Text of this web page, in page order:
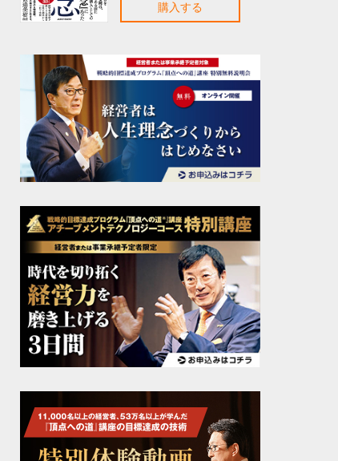
購入する